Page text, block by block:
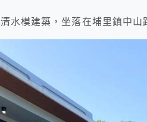
水模建築，坐落在埔里鎮中